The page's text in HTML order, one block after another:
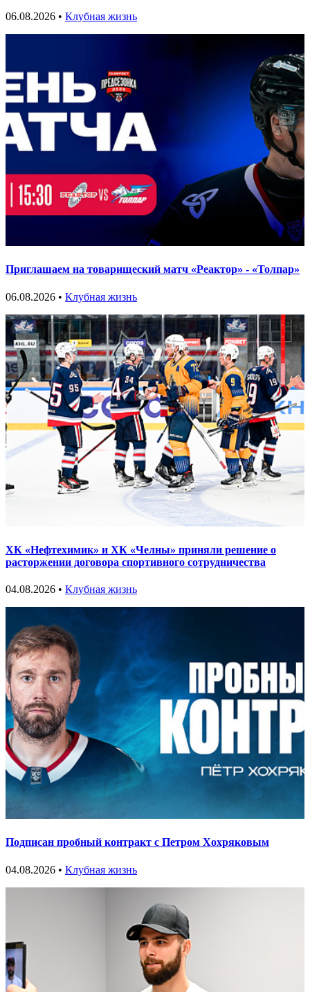
06.08.2026 • Клубная жизнь
Приглашаем на товарищеский матч «Реактор» - «Толпар»
06.08.2026 • Клубная жизнь
ХК «Нефтехимик» и ХК «Челны» приняли решение о
расторжении договора спортивного сотрудничества
04.08.2026 • Клубная жизнь
Подписан пробный контракт с Петром Хохряковым
04.08.2026 • Клубная жизнь